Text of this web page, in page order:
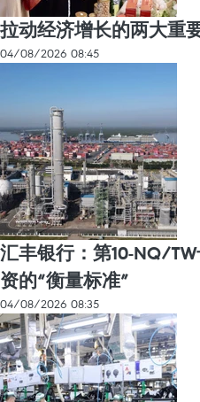
拉动经济增长的两大重
04/08/2026 08:45
汇丰银行：第10-NQ/
资的“衡量标准”
04/08/2026 08:35